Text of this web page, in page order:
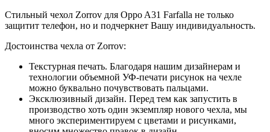
Стильный чехол Zorrov для Oppo A31 Farfalla не только
защитит телефон, но и подчеркнет Вашу индивидуальность.
Достоинства чехла от Zorrov:
Текстурная печать. Благодаря нашим дизайнерам и
технологии объемной УФ-печати рисунок на чехле
можно буквально почувствовать пальцами.
Эксклюзивный дизайн. Перед тем как запустить в
производство хоть один экземпляр нового чехла, мы
много экспериментируем с цветами и рисунками,